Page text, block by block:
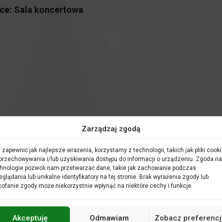
Zarządzaj zgodą
zapewnić jak najlepsze wrażenia, korzystamy z technologii, takich jak pliki
i/lub uzyskiwania dostępu do informacji o urządzeniu. Zgoda
pozwoli nam przetwarzać dane, takie jak zachowanie podczas
lub unikalne identyfikatory na tej stronie. Brak wyrażenia zgody lub
zgody może niekorzystnie wpłynąć na niektóre cechy i funkcje.
Akceptuję Odmawiam Zobacz
Sala koncertowa
w kraju zostają wprowadzone nowe obostrzenia.
o konieczności odwołania wydarzeń z naszego
,zaplanowany na 5.12.2020w Filharmonii Opolskiej, zostaje
wyrozumiałość w tej nadzwyczajnej sytuacji.